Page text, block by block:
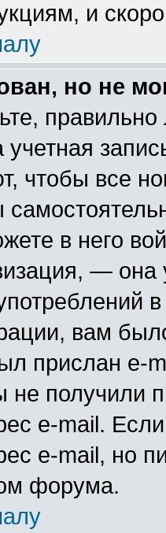
и
но не
чтобы все
в него
—
вам
прислан e-
не получили
e-mail.
e-mail, но
форума.